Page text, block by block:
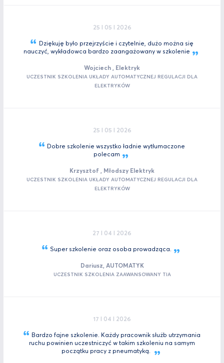
25 I 05 I 2026
Dziękuję było przejrzyście i czytelnie, dużo można się
nauczyć, wykładowca bardzo zaangażowany w szkolenie
Wojciech , Elektryk
UCZESTNIK SZKOLENIA UKŁADY AUTOMATYCZNEJ REGULACJI DLA
ELEKTRYKÓW
25 I 05 I 2026
Dobre szkolenie wszystko ładnie wytłumaczone
polecam
Krzysztof , Młodszy Elektryk
UCZESTNIK SZKOLENIA UKŁADY AUTOMATYCZNEJ REGULACJI DLA
ELEKTRYKÓW
27 I 04 I 2026
Super szkolenie oraz osoba prowadząca.
Dariusz, AUTOMATYK
UCZESTNIK SZKOLENIA ZAAWANSOWANY TIA
17 I 04 I 2026
Bardzo fajne szkolenie. Każdy pracownik służb utrzymania
ruchu powinien uczestniczyć w takim szkoleniu na samym
początku pracy z pneumatyką.